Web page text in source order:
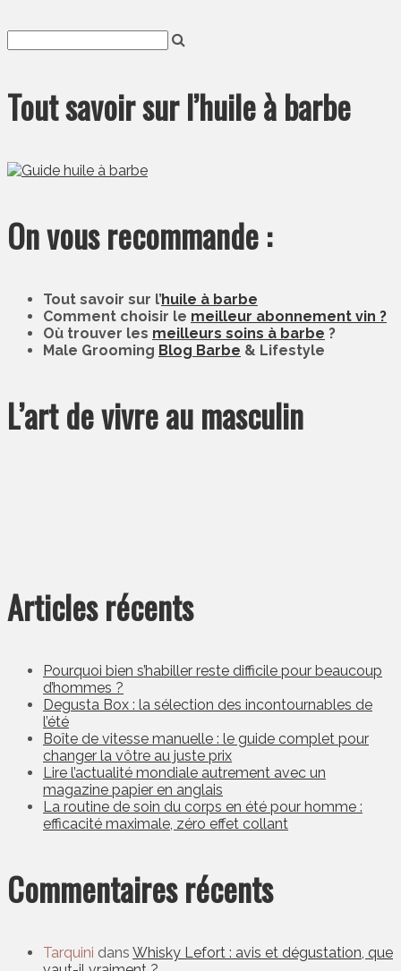
Tout savoir sur l’huile à barbe
On vous recommande :
Tout savoir sur l’huile à barbe
Comment choisir le meilleur abonnement vin ?
Où trouver les meilleurs soins à barbe ?
Male Grooming Blog Barbe & Lifestyle
L’art de vivre au masculin
Articles récents
Pourquoi bien s’habiller reste difficile pour beaucoup
d’hommes ?
Degusta Box : la sélection des incontournables de
l’été
Boîte de vitesse manuelle : le guide complet pour
changer la vôtre au juste prix
Lire l’actualité mondiale autrement avec un
magazine papier en anglais
La routine de soin du corps en été pour homme :
efficacité maximale, zéro effet collant
Commentaires récents
Tarquini dans Whisky Lefort : avis et dégustation, que